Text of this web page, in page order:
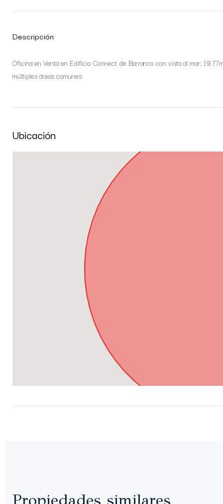
Descripción
Oficina en Venta en Edificio Connect de Barranco con vista al mar;
múltiples áreas comunes.
Ubicación